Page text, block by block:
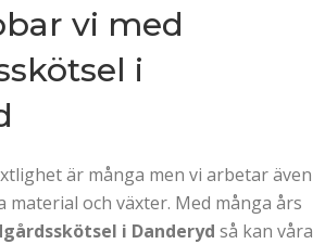
vi med
i
är många men vi arbetar även
material och växter. Med många års
i Danderyd så kan våra